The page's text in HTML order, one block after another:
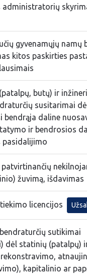
administratorių
gyvenamųjų namų
kitos paskirties
butų) ir
susitarimai
bendrąja daline
ir bendrosios
pasidalijimo
patvirtinančių
žuvimą, išdavimas
licencijos
sutikimai
dėl statinių (patalpų)
kapitalinio ar